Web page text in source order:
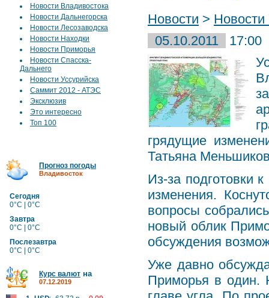
Новости Владивостока
Новости Дальнегорска
Новости Лесозаводска
Новости Находки
Новости Приморья
Новости Спасска-
Дальнего
Новости Уссурийска
Саммит 2012 - АТЭС
Эксклюзив
Это интересно
Топ 100
Прогноз погоды
Владивосток
Сегодня
0°C | 0°C
Завтра
0°C | 0°C
Послезавтра
0°C | 0°C
Курс валют на
07.12.2019
Новости > Новости
05.10.2011
17:00
грядущие
Татьяна
Из-за подготовки
изменения.
вопросы
новый облик
обсуждения
Уже давно
Приморья в один.